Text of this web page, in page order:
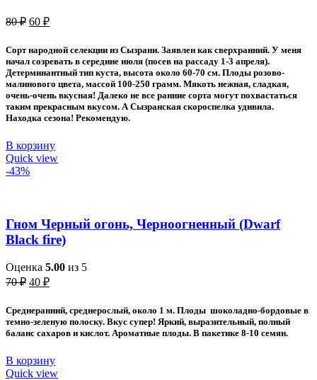
80₽ Первоначальная
составляла
80 ₽.
60 ₽Текущая
60 ₽.
Сорт народной селекции из Сызрани. Заявлен как сверхранний. У меня
начал созревать в середине июля (посев на рассаду 1-3 апреля).
Детерминантный тип куста, высота около 60-70 см. Плоды розово-
малинового цвета, массой 100-250 грамм. Мякоть нежная, сладкая,
очень-очень вкусная! Далеко не все ранние сорта могут похвастаться
таким прекрасным вкусом. А Сызранская скороспелка удивила.
Находка сезона! Рекомендую.
В корзину
Quick view
-43%
Гном Черный огонь, Черноогненный (Dwarf
Black fire)
Оценка 5.00 из 5
70₽ Первоначальная
составляла
70 ₽.
40 ₽Текущая
40 ₽.
Среднеранний, среднерослый, около 1 м. Плоды шоколадно-бордовые в
темно-зеленую полоску. Вкус супер! Яркий, выразительный, полный
баланс сахаров и кислот. Ароматные плоды. В пакетике 8-10 семян.
В корзину
Quick view